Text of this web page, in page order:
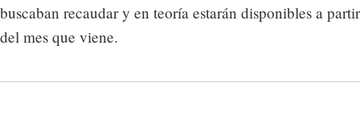
buscaban recaudar y en teoría estarán disponibles a partir
del mes que viene.